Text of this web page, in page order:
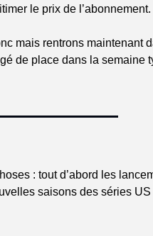
le prix de l’abonnement.
mais rentrons maintenant
de place dans la semaine
: tout d’abord les
saisons des séries US